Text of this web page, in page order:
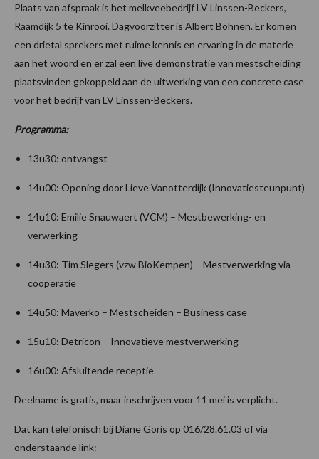
Plaats van afspraak is het melkveebedrijf LV Linssen-Beckers,
Raamdijk 5 te Kinrooi. Dagvoorzitter is Albert Bohnen. Er komen
een drietal sprekers met ruime kennis en ervaring in de materie
aan het woord en er zal een live demonstratie van mestscheiding
plaatsvinden gekoppeld aan de uitwerking van een concrete case
voor het bedrijf van LV Linssen-Beckers.
Programma:
13u30: ontvangst
14u00: Opening door Lieve Vanotterdijk (Innovatiesteunpunt)
14u10: Emilie Snauwaert (VCM) – Mestbewerking- en
verwerking
14u30: Tim Slegers (vzw BioKempen) – Mestverwerking via
coöperatie
14u50: Maverko – Mestscheiden – Business case
15u10: Detricon – Innovatieve mestverwerking
16u00: Afsluitende receptie
Deelname is gratis, maar inschrijven voor 11 mei is verplicht.
Dat kan telefonisch bij Diane Goris op 016/28.61.03 of via
onderstaande link: